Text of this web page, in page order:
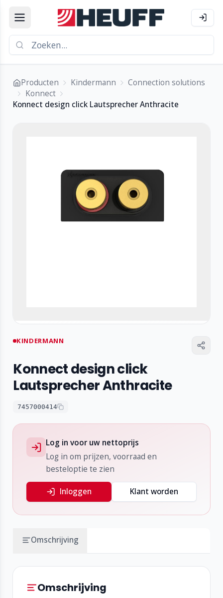
Producten Kindermann
Connection solutions
Konnect
Konnect design click Lautsprecher Anthracite
KINDERMANN
Konnect design click
Lautsprecher Anthracite
7457000414
Log in voor uw nettoprijs
Log in om prijzen, voorraad en
besteloptie te zien
Inloggen Klant worden
Omschrijving
Omschrijving